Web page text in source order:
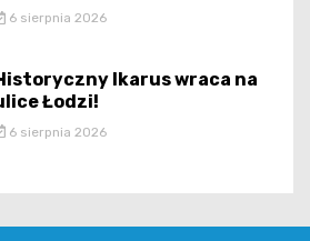
6 sierpnia 2026
Ikarus wraca na
Łodzi!
6 sierpnia 2026